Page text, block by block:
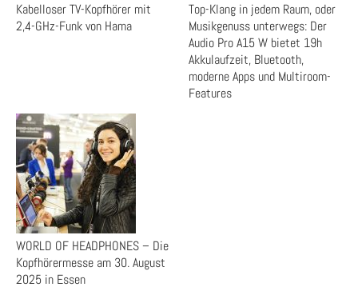
Kabelloser TV-Kopfhörer mit
2,4-GHz-Funk von Hama
Top-Klang in jedem Raum, oder
Musikgenuss unterwegs: Der
Audio Pro A15 W bietet 19h
Akkulaufzeit, Bluetooth,
moderne Apps und Multiroom-
Features
WORLD OF HEADPHONES – Die
Kopfhörermesse am 30. August
2025 in Essen